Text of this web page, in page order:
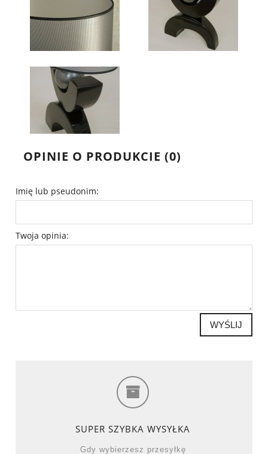
OPINIE O PRODUKCIE (0)
Imię lub pseudonim:
Twoja opinia:
WYŚLIJ
SUPER SZYBKA WYSYŁKA
Gdy wybierzesz przesyłkę